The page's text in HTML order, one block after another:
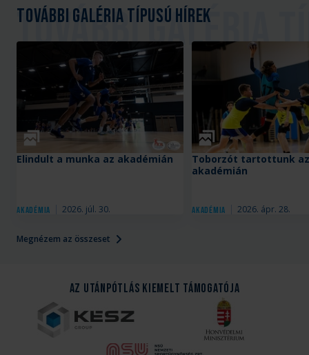
További galéria típusú hírek
Megnézem az összeset
Galéria
Akadémia 2026. júl. 30.
Elindult a munka az akadémián
Galéria
Akadémia 2026. ápr. 28.
Toborzót tartottunk az
akadémián
Az Utánpótlás kiemelt támogatója